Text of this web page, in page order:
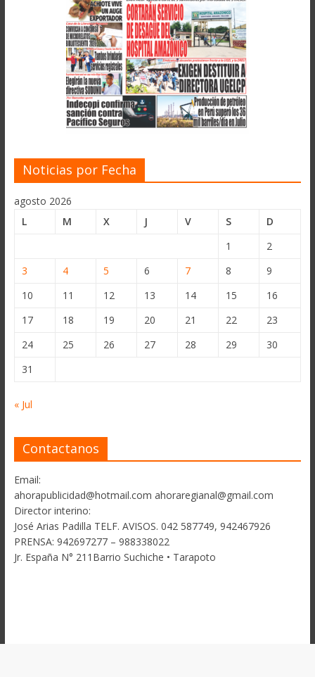
Noticias por Fecha
agosto 2026
L
M X J V S
D
1
2
3
4 5 6 7 8
9
10
11 12 13 14 15
16
17
18 19 20 21 22
23
24
25 26 27 28 29
30
31
« Jul
Contactanos
Email:
ahorapublicidad@hotmail.com ahoraregianal@gmail.com
Director interino:
José Arias Padilla TELF. AVISOS. 042 587749, 942467926
PRENSA: 942697277 – 988338022
Jr. España N° 211Barrio Suchiche • Tarapoto